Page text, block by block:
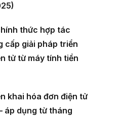
thức hợp tác
cấp giải pháp triển
tử từ máy tính tiền
khai hóa đơn điện tử
áp dụng từ tháng